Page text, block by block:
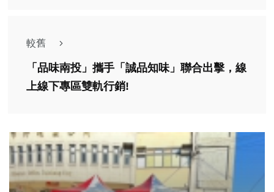
較舊
「品味南投」攜手「誠品知味」聯合出擊，線
上線下專區雙軌行銷!